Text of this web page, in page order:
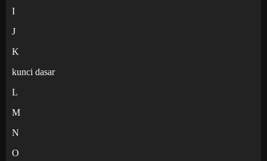
I
J
K
kunci dasar
L
M
N
O